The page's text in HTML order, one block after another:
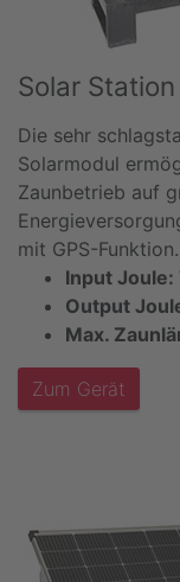
Solar
Die sehr
Solarmodul
Zaunbetrieb auf
mit GPS-Funktion.
Input Joule:
Output
Max.
Zum Gerät